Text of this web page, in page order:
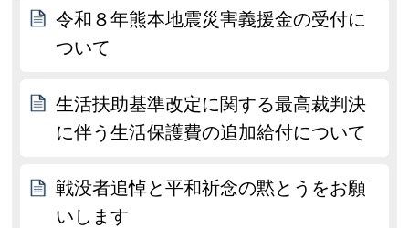
令和８年熊本地震災害義援金の受付に
ついて
生活扶助基準改定に関する最高裁判決
に伴う生活保護費の追加給付について
戦没者追悼と平和祈念の黙とうをお願
いします